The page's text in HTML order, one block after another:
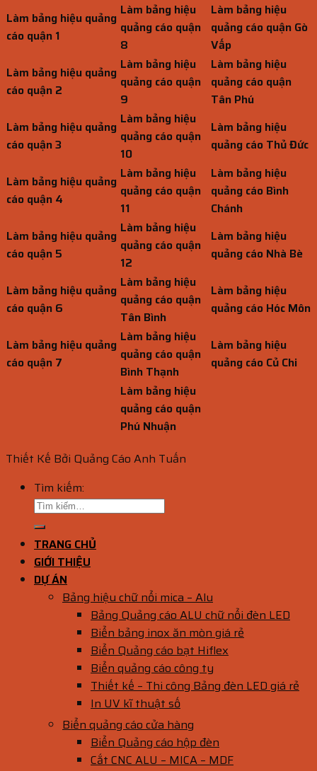
Làm bảng hiệu quảng
cáo quận 1
Làm bảng hiệu
quảng cáo quận
8
Làm bảng hiệu
quảng cáo quận Gò
Vấp
Làm bảng hiệu quảng
cáo quận 2
Làm bảng hiệu
quảng cáo quận
9
Làm bảng hiệu
quảng cáo quận
Tân Phú
Làm bảng hiệu quảng
cáo quận 3
Làm bảng hiệu
quảng cáo quận
10
Làm bảng hiệu
quảng cáo Thủ Đức
Làm bảng hiệu quảng
cáo quận 4
Làm bảng hiệu
quảng cáo quận
11
Làm bảng hiệu
quảng cáo Bình
Chánh
Làm bảng hiệu quảng
cáo quận 5
Làm bảng hiệu
quảng cáo quận
12
Làm bảng hiệu
quảng cáo Nhà Bè
Làm bảng hiệu quảng
cáo quận 6
Làm bảng hiệu
quảng cáo quận
Tân Bình
Làm bảng hiệu
quảng cáo Hóc Môn
Làm bảng hiệu quảng
cáo quận 7
Làm bảng hiệu
quảng cáo quận
Bình Thạnh
Làm bảng hiệu
quảng cáo Củ Chi
Làm bảng hiệu
quảng cáo quận
Phú Nhuận
Thiết Kế Bởi Quảng Cáo Anh Tuấn
Tìm kiếm:
TRANG CHỦ
GIỚI THIỆU
DỰ ÁN
Bảng hiệu chữ nổi mica – Alu
Bảng Quảng cáo ALU chữ nổi đèn LED
Biển bảng inox ăn mòn giá rẻ
Biển Quảng cáo bạt Hiflex
Biển quảng cáo công ty
Thiết kế – Thi công Bảng đèn LED giá rẻ
In UV kĩ thuật số
Biển quảng cáo cửa hàng
Biển Quảng cáo hộp đèn
Cắt CNC ALU – MICA – MDF